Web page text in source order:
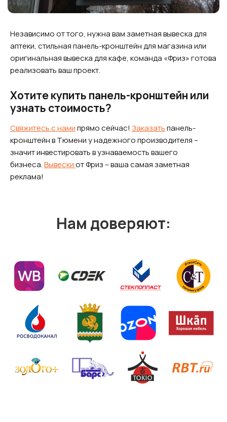
Независимо от того, нужна вам заметная вывеска для
аптеки, стильная панель-кронштейн для магазина или
оригинальная вывеска для кафе, команда «Фриз» готова
реализовать ваш проект.
Хотите купить панель-кронштейн или
узнать стоимость?
Свяжитесь с намипрямо сейчас! Заказатьпанель-
кронштейн в Тюмени у надежного производителя –
значит инвестировать в узнаваемость вашего
бизнеса.Вывескиот Фриз – ваша самая заметная
реклама!
Нам доверяют: